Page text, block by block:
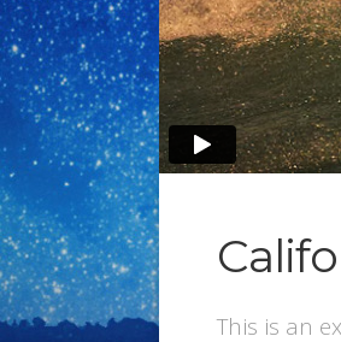
This is an